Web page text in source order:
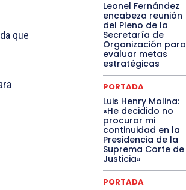
que
Leonel Fernández
encabeza reunión
del Pleno de la
Secretaría de
Organización para
evaluar metas
estratégicas
PORTADA
Luis Henry Molina:
«He decidido no
procurar mi
continuidad en la
Presidencia de la
Suprema Corte de
Justicia»
PORTADA